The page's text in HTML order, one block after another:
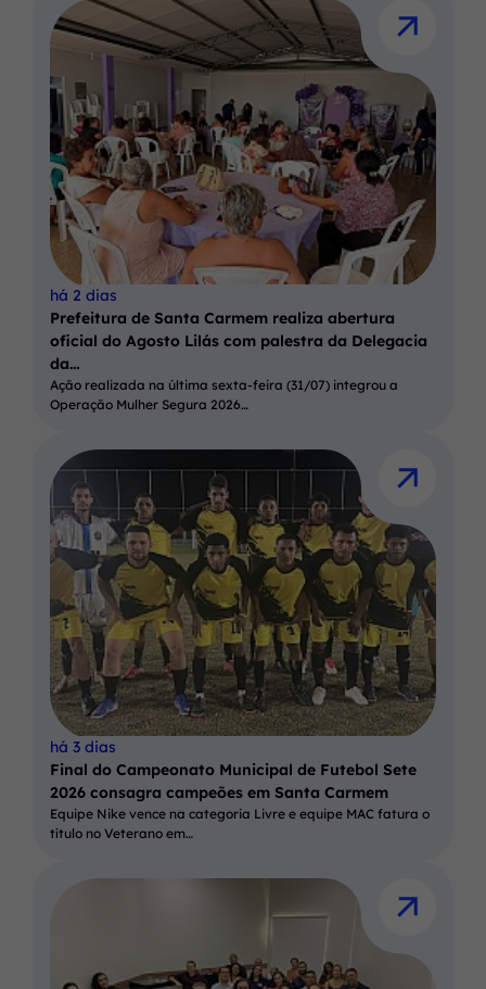
há 2 dias
Prefeitura de Santa Carmem realiza abertura
oficial do Agosto Lilás com palestra da Delegacia
da…
Ação realizada na última sexta-feira (31/07) integrou a
Operação Mulher Segura 2026…
há 3 dias
Final do Campeonato Municipal de Futebol Sete
2026 consagra campeões em Santa Carmem
Equipe Nike vence na categoria Livre e equipe MAC fatura o
título no Veterano em…